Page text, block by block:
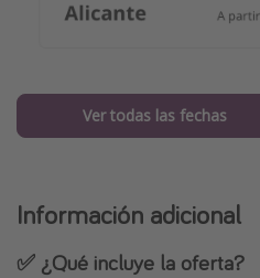
Ver todas las fechas
Información adicional
✅ ¿Qué incluye la oferta?